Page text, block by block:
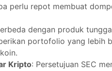
perlu repot membuat
dengan produk
portofolio yang lebih
Kripto: Persetujuan SEC